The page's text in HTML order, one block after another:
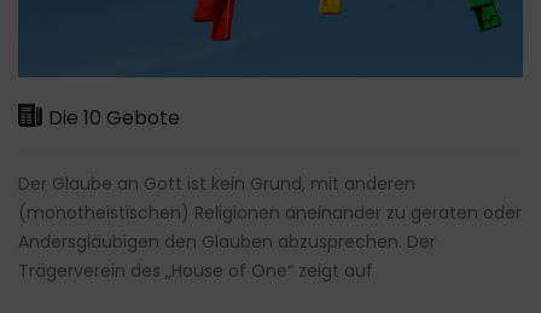
Die 10 Gebote
Der Glaube an Gott ist kein Grund, mit anderen
(monotheistischen) Religionen aneinander zu geraten oder
Andersgläubigen den Glauben abzusprechen. Der
Trägerverein des „House of One“ zeigt auf